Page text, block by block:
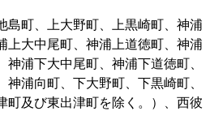
島町、上大野町、上黒崎町、神浦
上大中尾町、神浦上道徳町、神浦
浦下大中尾町、神浦下道徳町、
浦向町、下大野町、下黒崎町、
町及び東出津町を除く。）、西彼